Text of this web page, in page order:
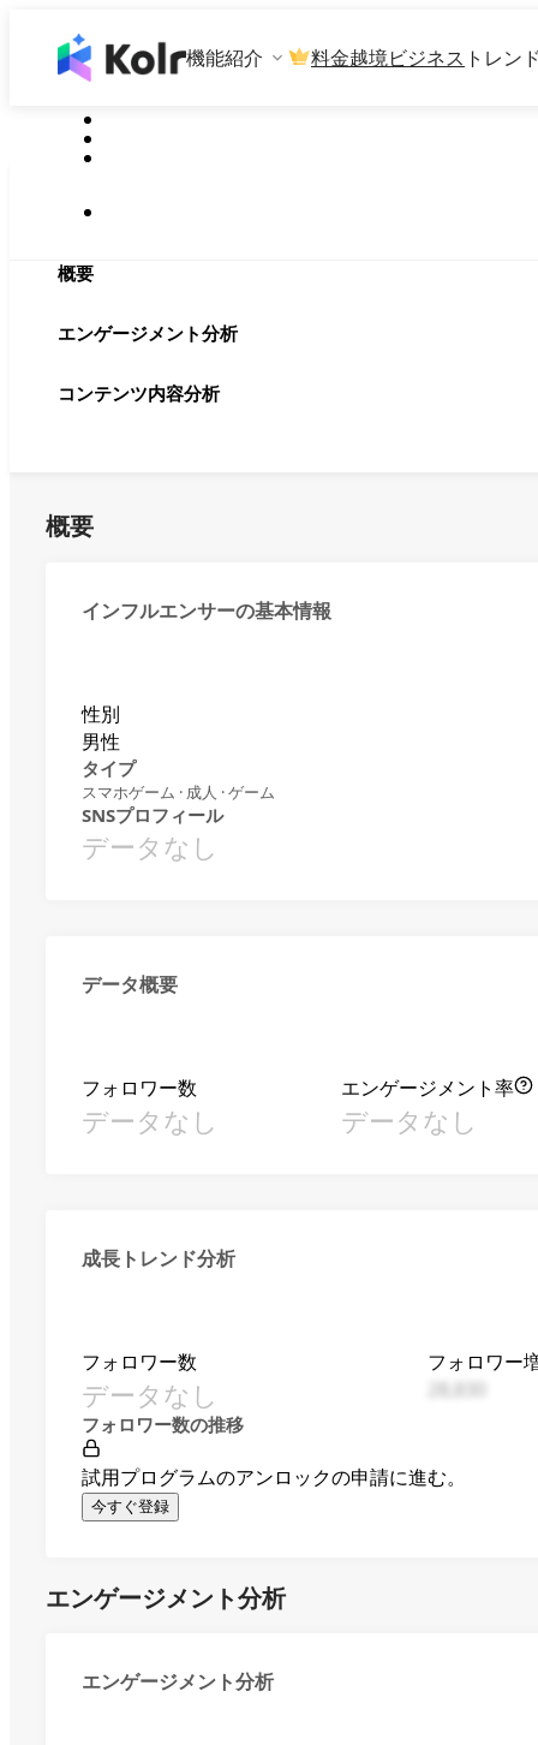
機能紹介 料金越境ビジネス トレン
概要
エンゲージメント分析
コンテンツ内容分析
概要
インフルエンサーの基本情報
性別
男性
タイプ
スマホゲーム · 成人 · ゲーム
SNSプロフィール
データなし
データ概要
フォロワー数
データなし
エンゲージメント率
データなし
成長トレンド分析
フォロワー数
データなし
フォロワー
フォロワー数の推移
試用プログラムのアンロックの申請に進む。
今すぐ登録
エンゲージメント分析
エンゲージメント分析